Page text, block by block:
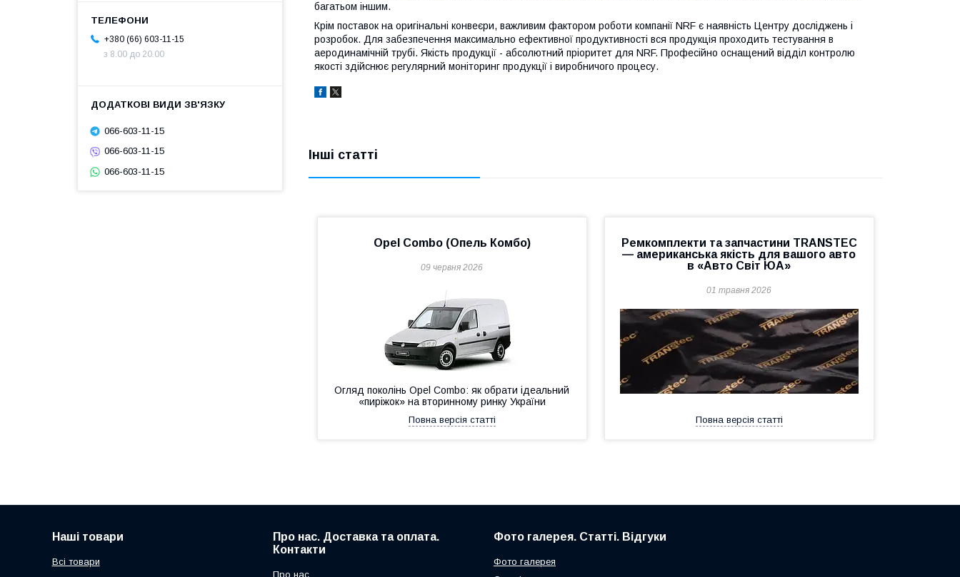
багатьом іншим.
Крім поставок на оригінальні конвеєри, важливим фактором роботи компанії NRF є наявність Центру досліджень і
розробок. Для забезпечення максимально ефективної продуктивності вся продукція проходить тестування в
аеродинамічній трубі. Якість продукції - абсолютний пріоритет для NRF. Професійно оснащений відділ контролю
якості здійснює регулярний моніторинг продукції і виробничого процесу.
Інші статті
Opel Combo (Опель Комбо)
09 червня 2026
Огляд поколінь Opel Combo: як обрати ідеальний
«пиріжок» на вторинному ринку України
Повна версія статті
Ремкомплекти та запчастини TRANSTEC
— американська якість для вашого авто
в «Авто Світ ЮА»
01 травня 2026
Повна версія статті
+380 (66) 603-11-15
з 8.00 до 20.00
066-603-11-15
066-603-11-15
066-603-11-15
Наші товари
Всі товари
Про нас. Доставка та оплата.
Контакти
Про нас
Фото галерея. Статті. Відгуки
Фото галерея